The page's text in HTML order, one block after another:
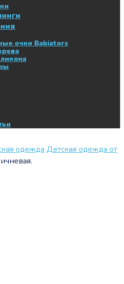
очки Babiators
одежда Детская одежда от